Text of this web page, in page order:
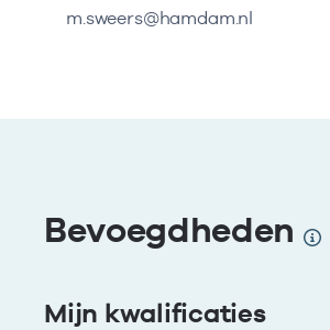
m.sweers@hamdam.nl
Bevoegdheden
Mijn kwalificaties